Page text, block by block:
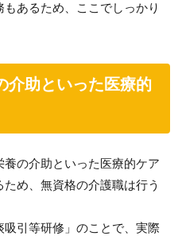
あるため、ここでしっかり
介助といった医療的
の介助といった医療的ケア
め、無資格の介護職は行う
引等研修」のことで、実際